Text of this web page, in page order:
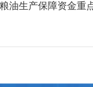
油生产保障资金重